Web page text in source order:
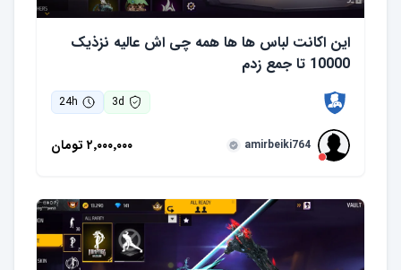
این اکانت لباس ها ها همه چی اش عالیه نزذیک
10000 تا جمع زدم
3d
24h
amirbeiki764 ۲٬۰۰۰٬۰۰۰تومان